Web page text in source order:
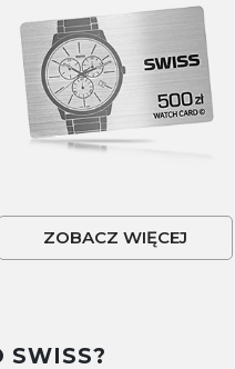
ZOBACZ WIĘCEJ
SWISS?